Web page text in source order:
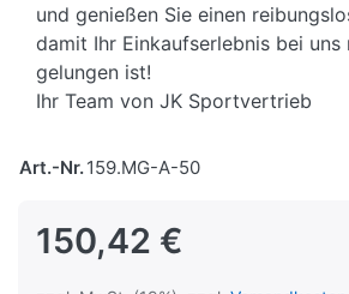
und genießen Sie einen
damit Ihr Einkaufserlebnis bei uns
gelungen ist!
Ihr Team von JK Sportvertrieb
Art.-Nr.159.MG-A-50
150,42 €